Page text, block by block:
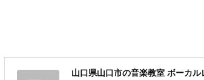
山口県山口市の音楽教室 ボーカ